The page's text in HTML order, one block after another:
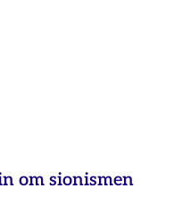
om sionismen